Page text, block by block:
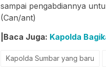
sampai pengabdiannya
(Can/ant)
|Baca Juga: Kapolda
Kapolda Sumbar yang baru